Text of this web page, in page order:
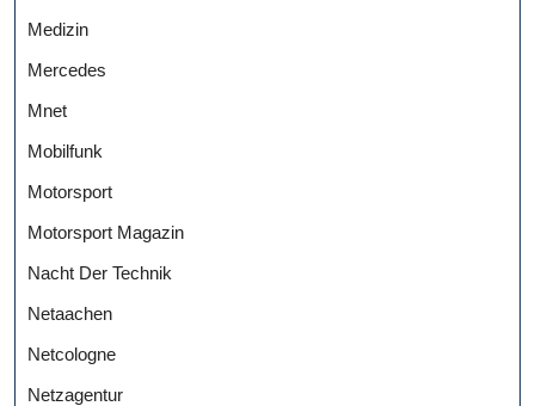
Medizin
Mercedes
Mnet
Mobilfunk
Motorsport
Motorsport Magazin
Nacht Der Technik
Netaachen
Netcologne
Netzagentur